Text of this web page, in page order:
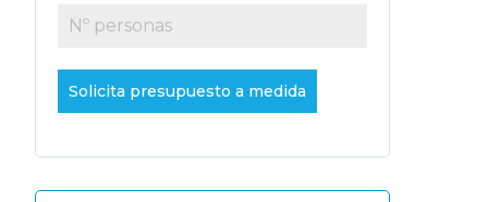
Solicita presupuesto a medida